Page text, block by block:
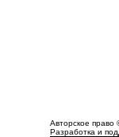
Авторское право
Разработка и